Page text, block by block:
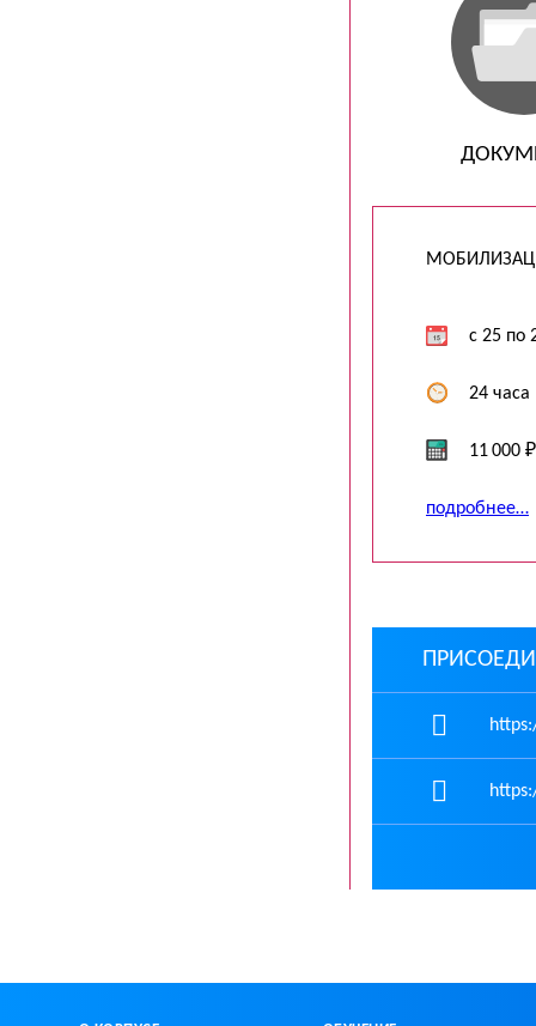
c 25 по
24 часа
11 000 ₽
подробнее…